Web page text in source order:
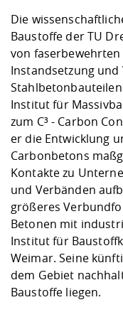
Die
Baustoffe der TU
von
Instandsetzung
Institut für
zum C³ - Carbon
er die Entwicklung
Carbonbetons
Kontakte zu
und Verbänden
größeres
Betonen mit
Institut für
Weimar. Seine
dem Gebiet
Baustoffe liegen.